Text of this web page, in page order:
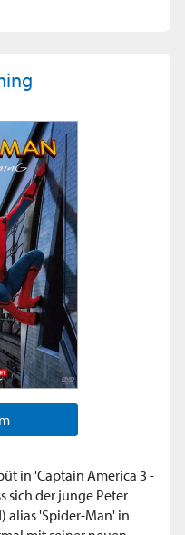
in 'Captain America 3 -
sich der junge Peter
alias 'Spider-Man' in